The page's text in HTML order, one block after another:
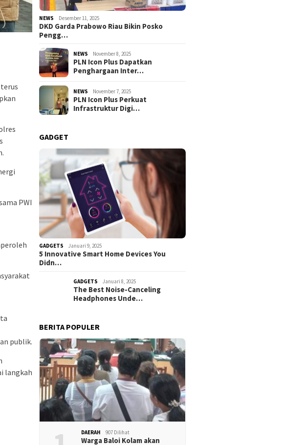
PWI
publik.
langkah
NEWS Desember 11, 2025
DKD Garda Prabowo Riau Bikin Posko
Pengg…
NEWS November 8, 2025
PLN Icon Plus Dapatkan
Penghargaan Inter…
NEWS November 7, 2025
PLN Icon Plus Perkuat
Infrastruktur Digi…
GADGET
GADGETS Januari 9, 2025
5 Innovative Smart Home Devices You
Didn…
GADGETS Januari 8, 2025
The Best Noise-Canceling
Headphones Unde…
BERITA POPULER
DAERAH 907 Dilihat
Warga Baloi Kolam akan